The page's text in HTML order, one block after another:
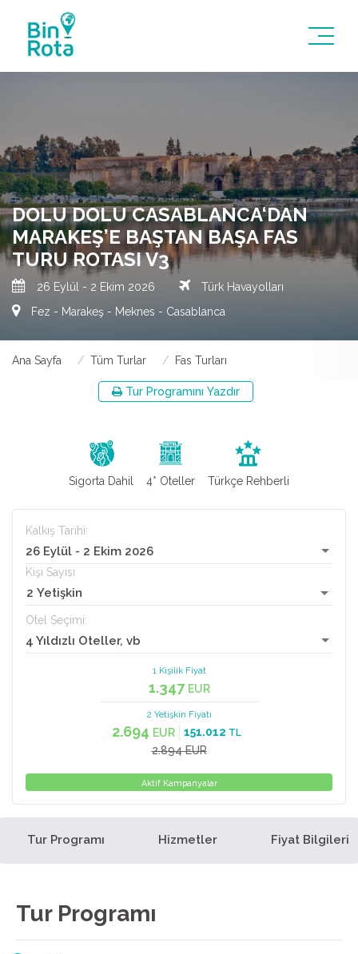
DOLU DOLU CASABLANCA‘DAN
MARAKEŞ’E BAŞTAN BAŞA FAS
TURU ROTASI V3
26 Eylül - 2 Ekim 2026
Türk Havayolları
Fez - Marakeş - Meknes - Casablanca
Ana Sayfa Tüm Turlar Fas Turları
Tur Programını Yazdır
Sigorta Dahil 4* Oteller Türkçe Rehberli
Kalkış Tarihi:
26 Eylül - 2 Ekim 2026
Kişi Sayısı
2 Yetişkin
Otel Seçimi:
4 Yıldızlı Oteller, vb
1 Kişilik Fiyat
1.347 EUR
2 Yetişkin Fiyatı
2.694 EUR 151.012 TL
2.894 EUR
Aktif Kampanyalar
Tur Programı Hizmetler Fiyat Bilgileri
Tur Programı